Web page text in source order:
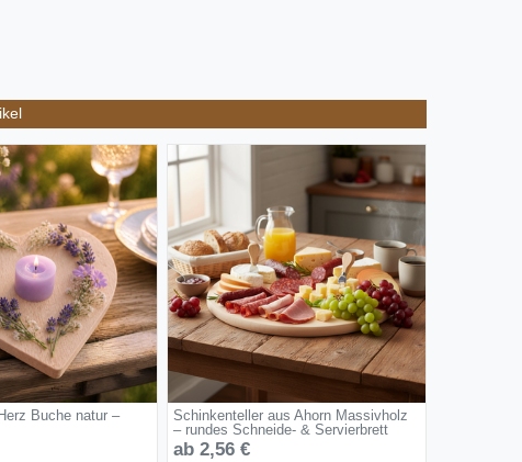
Buche natur –
Schinkenteller aus Ahorn Massivholz
– rundes Schneide- & Servierbrett
ab 2,56 €